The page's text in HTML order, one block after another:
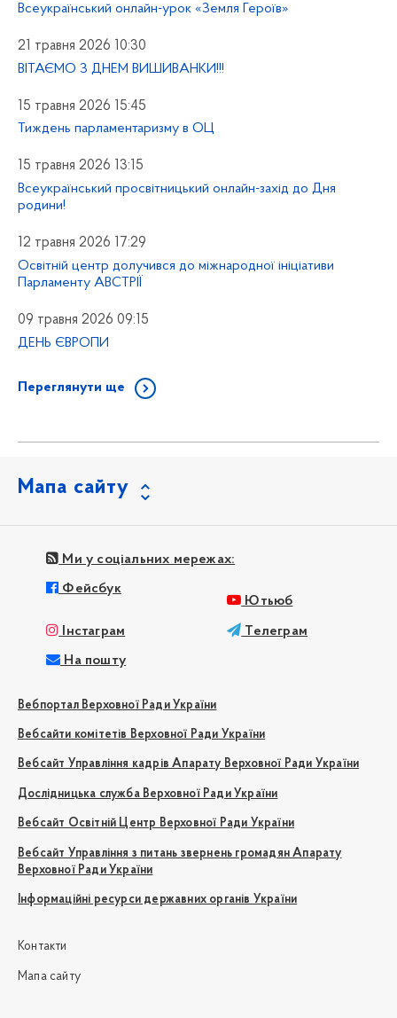
Всеукраїнський онлайн-урок «Земля Героїв»
21 травня 2026 10:30
ВІТАЄМО З ДНЕМ ВИШИВАНКИ!!!
15 травня 2026 15:45
Тиждень парламентаризму в ОЦ
15 травня 2026 13:15
Всеукраїнський просвітницький онлайн-захід до Дня
родини!
12 травня 2026 17:29
Освітній центр долучився до міжнародної ініціативи
Парламенту АВСТРІЇ
09 травня 2026 09:15
ДЕНЬ ЄВРОПИ
Переглянути ще
Мапа сайту
Ми у соціальних мережах:
Фейсбук
Ютьюб
Інстаграм Телеграм
На пошту
Вебпортал Верховної Ради України
Вебсайти комітетів Верховної Ради України
Вебсайт Управління кадрів Апарату Верховної Ради України
Дослідницька служба Верховної Ради України
Вебсайт Освітній Центр Верховної Ради України
Вебсайт Управління з питань звернень громадян Апарату
Верховної Ради України
Інформаційні ресурси державних органів України
Контакти
Мапа сайту